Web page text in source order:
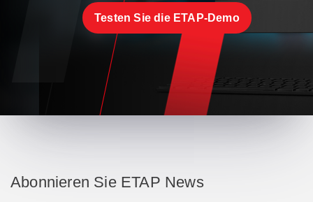
Testen Sie die ETAP-Demo
Abonnieren Sie ETAP News